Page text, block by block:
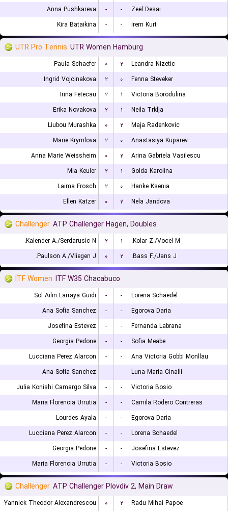
Anna Pushkareva
- -
Zeel Desai
Kira Bataikina
- - Irem Kurt
UTR Pro Tennis UTR Women Hamburg
Paula Schaefer ۰ ۲
Leandra Nizetic
Ingrid Vojcinakova
۲ ۰
Fenna Steveker
Irina Fetecau
۲ ۱
Victoria Borodulina
Erika Novakova
۲ ۱
Neila Trklja
Liubou Murashka
۰ ۲
Maja Radenkovic
Marie Krymlova
۲ ۰
Anastasiya Kuparev
Anna Marie Weissheim
۰ ۲
Arina Gabriela Vasilescu
Mia Keuler
۲ ۱
Golda Karolina
Laima Frosch
۲ ۰
Hanke Ksenia
Ellen Katzer
۰ ۲ Nela Jandova
Challenger ATP Challenger Hagen, Doubles
Kalender A./Serdarusic N. ۲ ۱
Kolar Z./Vocel M.
Paulson A./Vliegen J.
۰ ۲ Bass F./Jans J.
ITF Women ITF W35 Chacabuco
Sol Ailin Larraya Guidi - -
Lorena Schaedel
Ana Sofia Sanchez
- -
Egorova Daria
Josefina Estevez
- -
Fernanda Labrana
Georgia Pedone
- -
Sofia Meabe
Lucciana Perez Alarcon
- -
Ana Victoria Gobbi Monllau
Ana Sofia Sanchez
- -
Luna Maria Cinalli
Julia Konishi Camargo Silva
- -
Victoria Bosio
Maria Florencia Urrutia
- -
Camila Rodero Contreras
Lourdes Ayala
- -
Egorova Daria
Lucciana Perez Alarcon
- -
Lorena Schaedel
Georgia Pedone
- -
Josefina Estevez
Maria Florencia Urrutia
- - Victoria Bosio
Challenger ATP Challenger Plovdiv 2, Main Draw
Yannick Theodor Alexandrescou ۰ ۲ Radu Mihai Papoe